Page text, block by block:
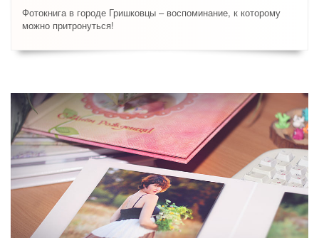
Фотокнига в городе Гришковцы – воспоминание, к которому
можно притронуться!